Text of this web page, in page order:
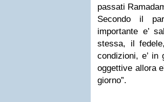
passati
Secondo il
importante e’
stessa, il
condizioni, e’ in
oggettive allora
giorno”.